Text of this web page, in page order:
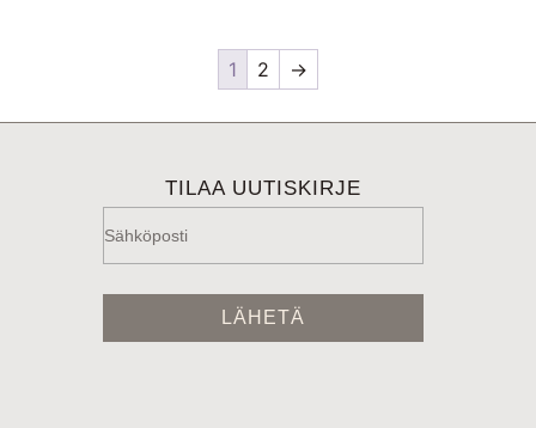
1 2 →
TILAA UUTISKIRJE
LÄHETÄ